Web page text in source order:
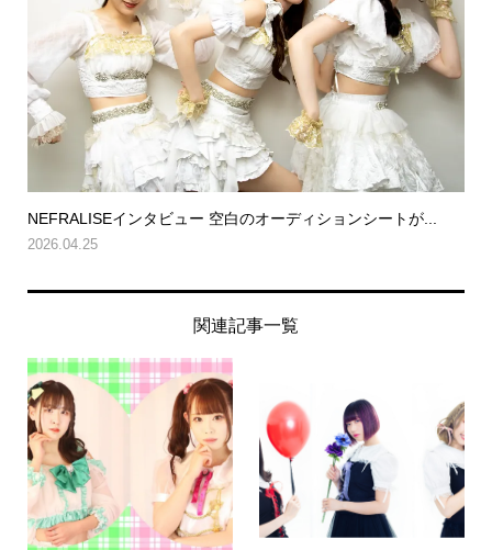
NEFRALISEインタビュー 空白のオーディションシートが...
2026.04.25
関連記事一覧